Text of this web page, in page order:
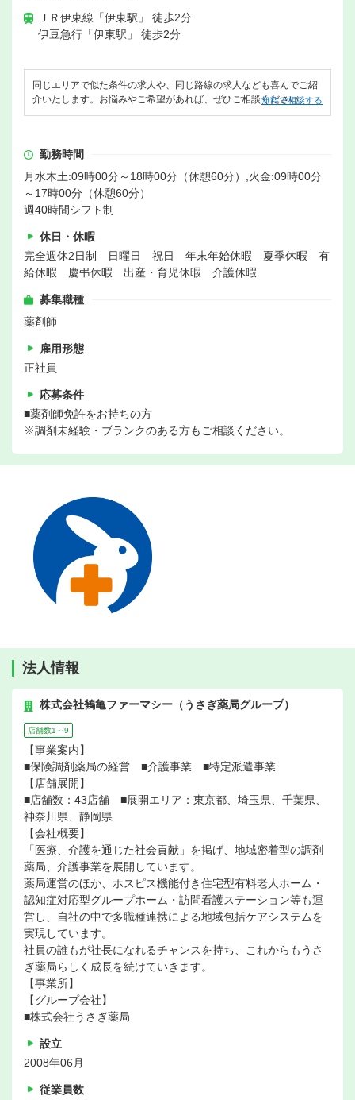
ＪＲ伊東線「伊東駅」 徒歩2分
伊豆急行「伊東駅」 徒歩2分
同じエリアで似た条件の求人や、同じ路線の求人なども喜んでご紹
介いたします。お悩みやご希望があれば、ぜひご相談ください。
無料で相談する
勤務時間
月水木土:09時00分～18時00分（休憩60分）,火金:09時00分
～17時00分（休憩60分）
週40時間シフト制
休日・休暇
完全週休2日制 日曜日 祝日 年末年始休暇 夏季休暇 有
給休暇 慶弔休暇 出産・育児休暇 介護休暇
募集職種
薬剤師
雇用形態
正社員
応募条件
■薬剤師免許をお持ちの方
※調剤未経験・ブランクのある方もご相談ください。
法人情報
株式会社鶴亀ファーマシー（うさぎ薬局グループ）
店舗数1～9
【事業案内】
■保険調剤薬局の経営 ■介護事業 ■特定派遣事業
【店舗展開】
■店舗数：43店舗 ■展開エリア：東京都、埼玉県、千葉県、
神奈川県、静岡県
【会社概要】
「医療、介護を通じた社会貢献」を掲げ、地域密着型の調剤
薬局、介護事業を展開しています。
薬局運営のほか、ホスピス機能付き住宅型有料老人ホーム・
認知症対応型グループホーム・訪問看護ステーション等も運
営し、自社の中で多職種連携による地域包括ケアシステムを
実現しています。
社員の誰もが社長になれるチャンスを持ち、これからもうさ
ぎ薬局らしく成長を続けていきます。
【事業所】
【グループ会社】
■株式会社うさぎ薬局
設立
2008年06月
従業員数